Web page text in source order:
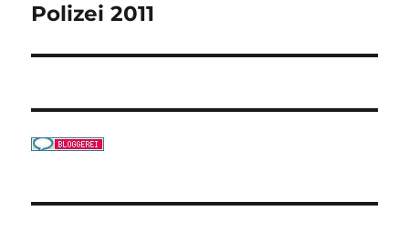
Beitrag:
Polizei 2011